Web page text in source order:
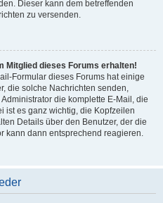
Dieser kann dem betreffenden
zu versenden.
Mitglied dieses Forums erhalten!
Formular dieses Forums hat einige
die solche Nachrichten senden,
die komplette E-Mail, die
ist es ganz wichtig, die Kopfzeilen
Details über den Benutzer, der die
kann dann entsprechend reagieren.